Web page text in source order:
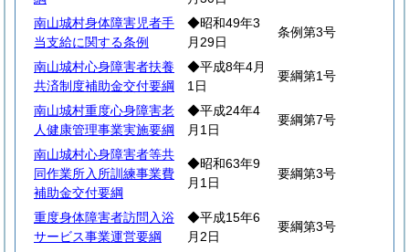
南山城村身体障害児者手
当支給に関する条例
◆昭和49年3
月29日
条例第3号
南山城村心身障害者扶養
共済制度補助金交付要綱
◆平成8年4月
1日
要綱第1号
南山城村重度心身障害老
人健康管理事業実施要綱
◆平成24年4
月1日
要綱第7号
南山城村心身障害者等共
同作業所入所訓練事業費
補助金交付要綱
◆昭和63年9
月1日
要綱第3号
重度身体障害者訪問入浴
サービス事業運営要綱
◆平成15年6
月2日
要綱第3号